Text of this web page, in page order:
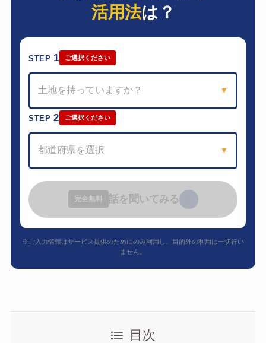
活用法は？
STEP 1 ご選択ください
土地を持っていますか？ ▼
STEP2 ご選択ください
都道府県を選択 ▼
完全無料 話を聞いてみる
※ご入力情報はサービス提供のためにのみ利用し、目的外の利用は一切行い
ません。
目次